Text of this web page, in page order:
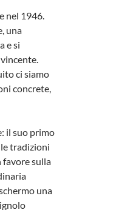
nel 1946.
una
e si
ci siamo
concrete,
il suo primo
tradizioni
favore sulla
una